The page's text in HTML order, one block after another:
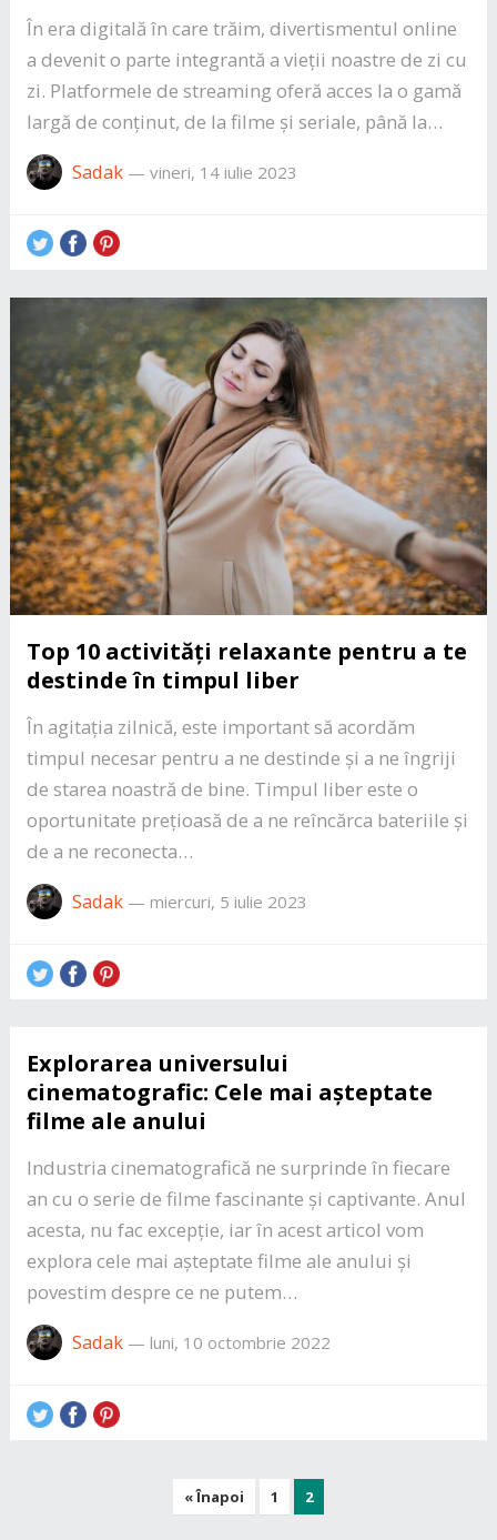
În era digitală în care trăim, divertismentul online
a devenit o parte integrantă a vieții noastre de zi cu
zi. Platformele de streaming oferă acces la o gamă
largă de conținut, de la filme și seriale, până la…
Sadak— vineri, 14 iulie 2023
Top 10 activități relaxante pentru a te
destinde în timpul liber
În agitația zilnică, este important să acordăm
timpul necesar pentru a ne destinde și a ne îngriji
de starea noastră de bine. Timpul liber este o
oportunitate prețioasă de a ne reîncărca bateriile și
de a ne reconecta…
Sadak— miercuri, 5 iulie 2023
Explorarea universului
cinematografic: Cele mai așteptate
filme ale anului
Industria cinematografică ne surprinde în fiecare
an cu o serie de filme fascinante și captivante. Anul
acesta, nu fac excepție, iar în acest articol vom
explora cele mai așteptate filme ale anului și
povestim despre ce ne putem…
Sadak— luni, 10 octombrie 2022
« Înapoi 1 2